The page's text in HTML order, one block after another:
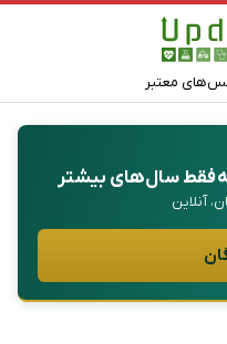
معتبر
فقط سال‌های بیشتر